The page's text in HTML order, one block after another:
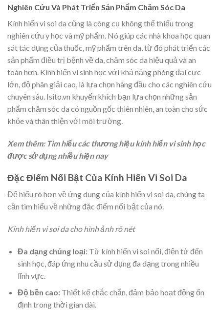
Nghiên Cứu Và Phát Triển Sản Phẩm Chăm Sóc Da
Kính hiển vi soi da cũng là công cụ không thể thiếu trong
nghiên cứu y học và mỹ phẩm. Nó giúp các nhà khoa học quan
sát tác dụng của thuốc, mỹ phẩm trên da, từ đó phát triển các
sản phẩm điều trị bệnh về da, chăm sóc da hiệu quả và an
toàn hơn. Kính hiển vi sinh học với khả năng phóng đại cực
lớn, độ phân giải cao, là lựa chọn hàng đầu cho các nghiên cứu
chuyên sâu. Isito.vn khuyến khích bạn lựa chọn những sản
phẩm chăm sóc da có nguồn gốc thiên nhiên, an toàn cho sức
khỏe và thân thiện với môi trường.
Xem thêm: Tìm hiểu các thương hiệu kính hiển vi sinh học
được sử dụng nhiều hiện nay
Đặc Điểm Nổi Bật Của Kính Hiển Vi Soi Da
Để hiểu rõ hơn về ứng dụng của kính hiển vi soi da, chúng ta
cần tìm hiểu về những đặc điểm nổi bật của nó.
Kính hiển vi soi da cho hình ảnh rõ nét
Đa dạng chủng loại:Từ kính hiển vi soi nổi, điện tử đến
sinh học, đáp ứng nhu cầu sử dụng đa dạng trong nhiều
lĩnh vực.
Độ bền cao:Thiết kế chắc chắn, đảm bảo hoạt động ổn
định trong thời gian dài.